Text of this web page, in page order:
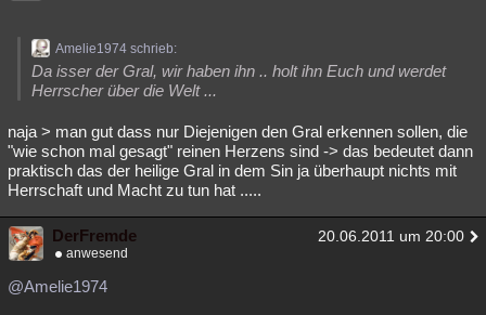
Amelie1974 schrieb:
Da isser der Gral, wir haben ihn .. holt ihn Euch und werdet
Herrscher über die Welt ...
naja > man gut dass nur Diejenigen den Gral erkennen sollen, die
"wie schon mal gesagt" reinen Herzens sind -> das bedeutet dann
praktisch das der heilige Gral in dem Sin ja überhaupt nichts mit
Herrschaft und Macht zu tun hat .....
DerFremde 20.06.2011 um 20:00
anwesend
@Amelie1974